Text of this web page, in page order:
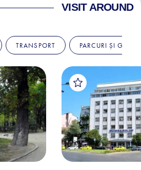
VISIT AROUND
TRANSPORT PARCURI ȘI